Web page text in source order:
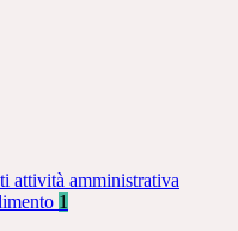
attività amministrativa
1